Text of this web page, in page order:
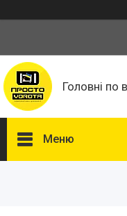
Головні по
Меню